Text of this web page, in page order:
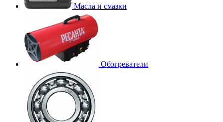
Масла и смазки
Обогреватели